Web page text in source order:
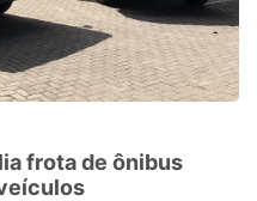
frota de ônibus